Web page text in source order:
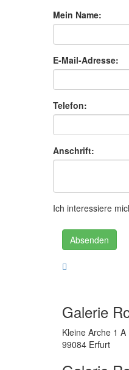
Mein Name:
E-Mail-Adresse:
Telefon:
Anschrift:
Ich interessiere
Absenden
Galerie
Kleine Arche 1 A
99084 Erfurt